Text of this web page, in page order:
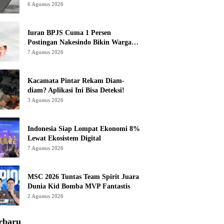
6 Agustus 2026
Iuran BPJS Cuma 1 Persen
Postingan Nakesindo Bikin Warganet
Murka
7 Agustus 2026
Kacamata Pintar Rekam Diam-
diam? Aplikasi Ini Bisa Deteksi!
3 Agustus 2026
Indonesia Siap Lompat Ekonomi 8%
Lewat Ekosistem Digital
7 Agustus 2026
MSC 2026 Tuntas Team Spirit Juara
Dunia Kid Bomba MVP Fantastis
2 Agustus 2026